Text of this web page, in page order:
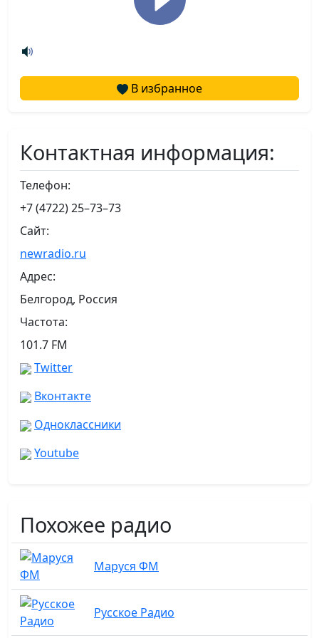
В избранное
Контактная информация:
Телефон:
+7 (4722) 25–73–73
Сайт:
newradio.ru
Адрес:
Белгород, Россия
Частота:
101.7 FM
Twitter
Вконтакте
Одноклассники
Youtube
Похожее радио
Маруся ФМ
Русское Радио